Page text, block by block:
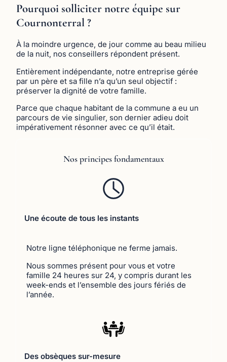
Pourquoi solliciter notre équipe sur
Cournonterral ?
À la moindre urgence, de jour comme au beau milieu
de la nuit, nos conseillers répondent présent.
Entièrement indépendante, notre entreprise gérée
par un père et sa fille n’a qu’un seul objectif :
préserver la dignité de votre famille.
Parce que chaque habitant de la commune a eu un
parcours de vie singulier, son dernier adieu doit
impérativement résonner avec ce qu’il était.
Nos principes fondamentaux
Une écoute de tous les instants
Notre ligne téléphonique ne ferme jamais.
Nous sommes présent pour vous et votre
famille 24 heures sur 24, y compris durant les
week-ends et l’ensemble des jours fériés de
l’année.
Des obsèques sur-mesure